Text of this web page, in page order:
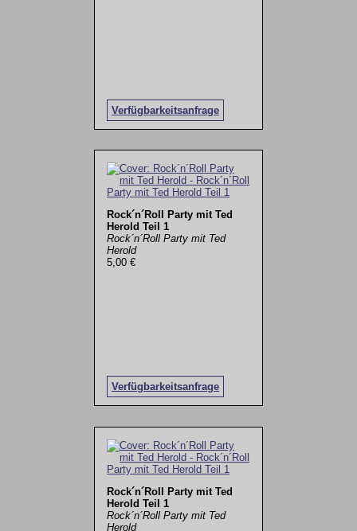
Verfügbarkeitsanfrage
Rock´n´Roll Party mit Ted
Herold Teil 1
Rock´n´Roll Party mit Ted
Herold
5,00 €
Verfügbarkeitsanfrage
Rock´n´Roll Party mit Ted
Herold Teil 1
Rock´n´Roll Party mit Ted
Herold